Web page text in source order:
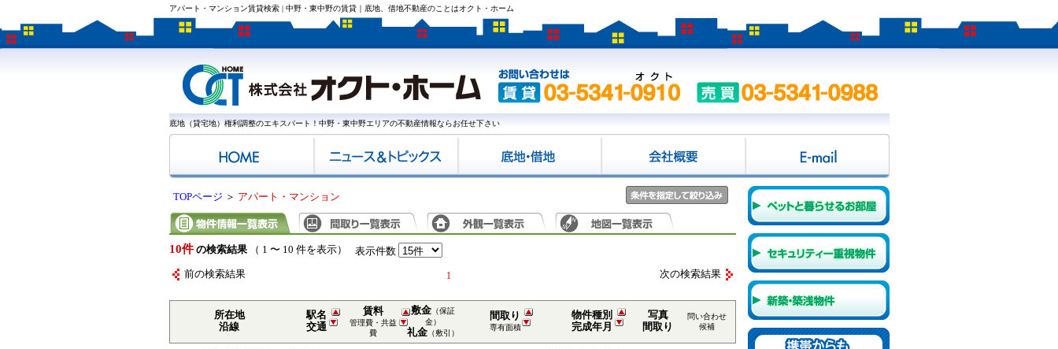
アパート・マンション賃貸検索 | 中野・東中野の賃貸｜底地、借地不動産のことはオクト・ホーム
底地（貸宅地）権利調整のエキスパート！中野・東中野エリアの不動産情報ならお任せ下さい
TOPページ ＞ アパート・マンション
10件 の検索結果（ 1 〜 10 件を表示） 表示件数
前の検索結果 1 次の検索結果
所在地
沿線
駅名
交通
賃料
管理費・共益
費
敷金 （保証
金）
礼金 （敷引）
間取り
専有面積
物件種別
完成年月
写真
間取り
問い合わせ
候補